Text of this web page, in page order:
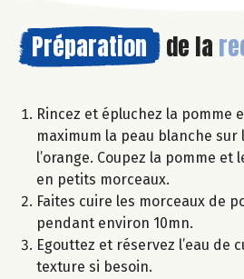
Préparation de la
Rincez et épluchez la pomme
maximum la peau blanche sur
l’orange. Coupez la pomme et
en petits morceaux.
Faites cuire les morceaux de
pendant environ 10mn.
Egouttez et réservez l’eau de
texture si besoin.